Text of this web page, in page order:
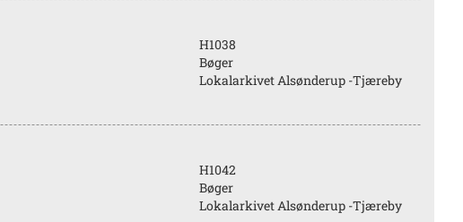
H1038
Bøger
Lokalarkivet Alsønderup -Tjæreby
H1042
Bøger
Lokalarkivet Alsønderup -Tjæreby